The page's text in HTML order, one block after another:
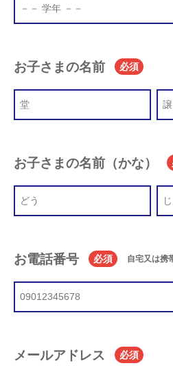
お子さまの名前 必須
お子さまの名前（かな）
お電話番号 必須 自宅又は携
メールアドレス 必須